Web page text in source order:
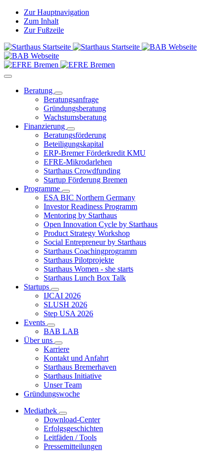
Zur Hauptnavigation
Zum Inhalt
Zur Fußzeile
Beratung
Beratungsanfrage
Gründungsberatung
Wachstumsberatung
Finanzierung
Beratungsförderung
Beteiligungskapital
ERP-Bremer Förderkredit KMU
EFRE-Mikrodarlehen
Starthaus Crowdfunding
Startup Förderung Bremen
Programme
ESA BIC Northern Germany
Investor Readiness Programm
Mentoring by Starthaus
Open Innovation Cycle by Starthaus
Product Strategy Workshop
Social Entrepreneur by Starthaus
Starthaus Coachingprogramm
Starthaus Pilotprojekte
Starthaus Women - she starts
Starthaus Lunch Box Talk
Startups
IJCAI 2026
SLUSH 2026
Step USA 2026
Events
BAB LAB
Über uns
Karriere
Kontakt und Anfahrt
Starthaus Bremerhaven
Starthaus Initiative
Unser Team
Gründungswoche
Mediathek
Download-Center
Erfolgsgeschichten
Leitfäden / Tools
Pressemitteilungen